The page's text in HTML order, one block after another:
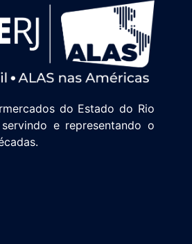
do Estado do Rio
e representando o